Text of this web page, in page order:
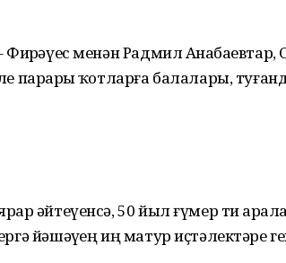
Фирҙәүес менән Радмил
парҙарҙы ҡотларға балалары,
әйтеүенсә, 50 йыл ғүмер тиҙ
йәшәүҙең иң матур иҫтәлектәре